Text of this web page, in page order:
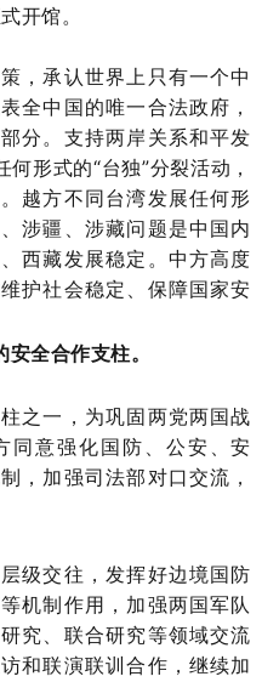
开馆。
，承认世界上只有一个中
全中国的唯一合法政府，
分。支持两岸关系和平发
形式的“台独”分裂活动，
越方不同台湾发展任何形
涉疆、涉藏问题是中国内
西藏发展稳定。中方高度
护社会稳定、保障国家安
全合作支柱。
之一，为巩固两党两国战
同意强化国防、公安、安
，加强司法部对口交流，
级交往，发挥好边境国防
机制作用，加强两国军队
究、联合研究等领域交流
和联演联训合作，继续加